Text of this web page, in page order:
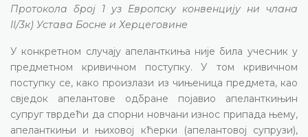
Протокола број 1 уз Европску конвенцију ни члана
II/3к) Устава Босне и Херцеговине
У конкретном случају апеланткиња није била учесник у
предметном кривичном поступку. У том кривичном
поступку се, како произлази из чињеница предмета, као
свједок апелантове одбране појавио апеланткињин
супруг тврдећи да спорни новчани износ припада њему,
апеланткињи и њиховој кћерки (апелантовој супрузи),